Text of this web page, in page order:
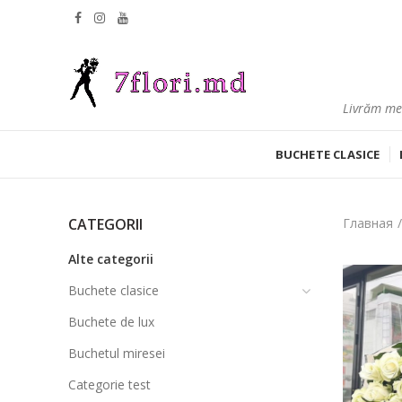
Livrăm
BUCHETE CLASICE
Главная
CATEGORII
Alte categorii
Buchete clasice
Buchete de lux
Buchetul miresei
Categorie test